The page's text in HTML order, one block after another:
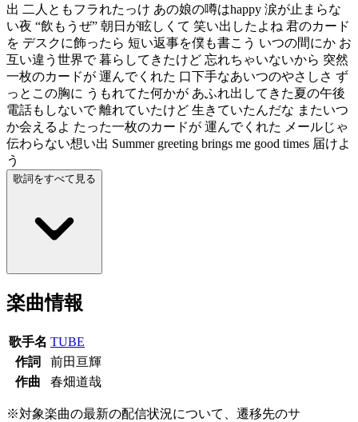
出 二人ともフラれたっけ あの娘の噂はhappy 涙が止まらな
い夜 “飲もうぜ” 朝日が眩しくて 笑い出したよね 君のカード
を デスクに飾ったら 短い返事を僕も書こう いつの間にか お
互い違う世界で 暮らしてきたけど 忘れちゃいないから 突然
一枚のカードが 運んでくれた 口下手なあいつのやさしさ ず
っとこの胸に うもれてた何かが あふれ出してきた夏の午後
電話もしないで 離れていたけど 生きていたんだな またいつ
か会えるよ たった一枚のカードが 運んでくれた メールじゃ
伝わらない想い出 Summer greeting brings me good times 届けよ
う
歌詞をすべて見る
楽曲情報
歌手名 TUBE
作詞
前田亘輝
作曲
春畑道哉
※対象楽曲の最新の配信状況について、遷移先のサ